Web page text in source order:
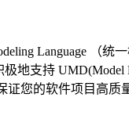
Language （
地支持
您的软件项目高质